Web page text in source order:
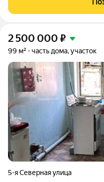
собственник, без
2 500 000 ₽
99 м² часть дома, участок
5-я Северная улица